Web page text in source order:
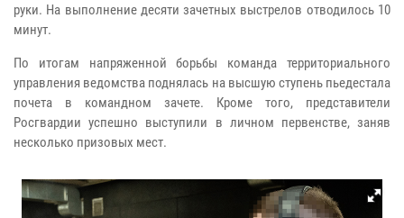
руки. На выполнение десяти зачетных выстрелов отводилось 10
минут.
По итогам напряженной борьбы команда территориального
управления ведомства поднялась на высшую ступень пьедестала
почета в командном зачете. Кроме того, представители
Росгвардии успешно выступили в личном первенстве, заняв
несколько призовых мест.